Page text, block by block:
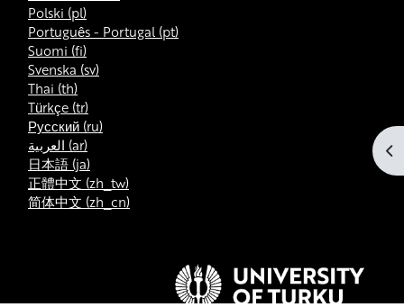
打
Polski ‎(pl)‎
Português - Portugal ‎(pt)‎
Suomi ‎(fi)‎
Svenska ‎(sv)‎
Thai ‎(th)‎
Türkçe ‎(tr)‎
Русский ‎(ru)‎
العربية ‎(ar)‎
日本語 ‎(ja)‎
正體中文 ‎(zh_tw)‎
简体中文 ‎(zh_cn)‎